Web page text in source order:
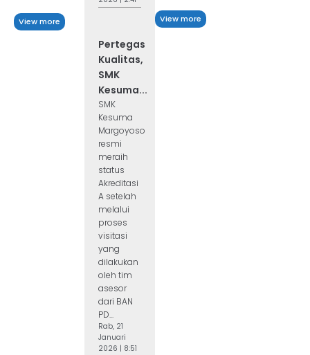
View more
Pertegas
Kualitas,
SMK
Kesuma...
SMK
Kesuma
Margoyoso
resmi
meraih
status
Akreditasi
A setelah
melalui
proses
visitasi
yang
dilakukan
oleh tim
asesor
dari BAN
PD...
Rab, 21
Januari
2026 | 8:51
View more